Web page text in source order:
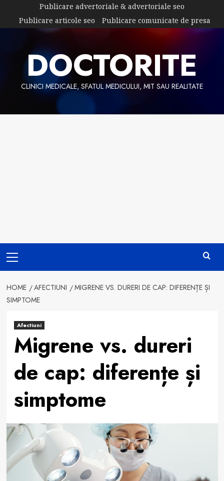
content
Publicare advertoriale & advertoriale seo
Publicare articole seo
Publicare comunicate de presa
DOCTORITE
CLINICI MEDICALE, SFATUL MEDICULUI, MIT SAU REALITATE
Menu
HOME AFECTIUNI
MIGRENE VS. DURERI DE CAP: DIFERENȚE ȘI
SIMPTOME
Afectiuni
Migrene vs. dureri
de cap: diferențe și
simptome